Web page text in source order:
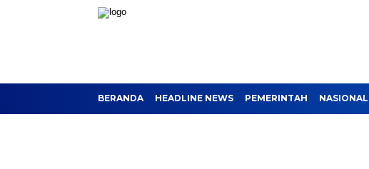
BERANDA HEADLINE NEWS PEMERINTAH NASIONAL